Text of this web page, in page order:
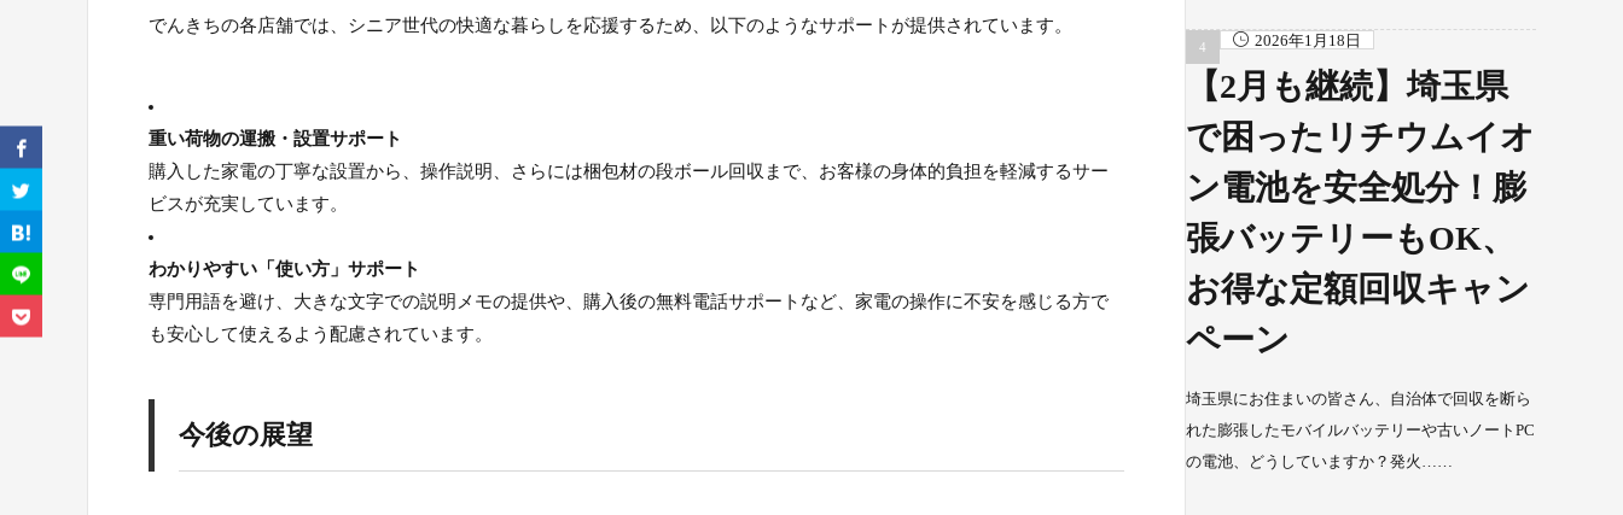
でんきちの各店舗では、シニア世代の快適な暮らしを応援するため、以下のようなサポートが提供されています。
重い荷物の運搬・設置サポート
購入した家電の丁寧な設置から、操作説明、さらには梱包材の段ボール回収まで、お客様の身体的負担を軽減するサー
ビスが充実しています。
わかりやすい「使い方」サポート
専門用語を避け、大きな文字での説明メモの提供や、購入後の無料電話サポートなど、家電の操作に不安を感じる方で
も安心して使えるよう配慮されています。
今後の展望
2026年1月18日
【2月も継続】埼玉県
で困ったリチウムイオ
ン電池を安全処分！膨
張バッテリーもOK、
お得な定額回収キャン
ペーン
埼玉県にお住まいの皆さん、自治体で回収を断ら
れた膨張したモバイルバッテリーや古いノートPC
の電池、どうしていますか？発火……